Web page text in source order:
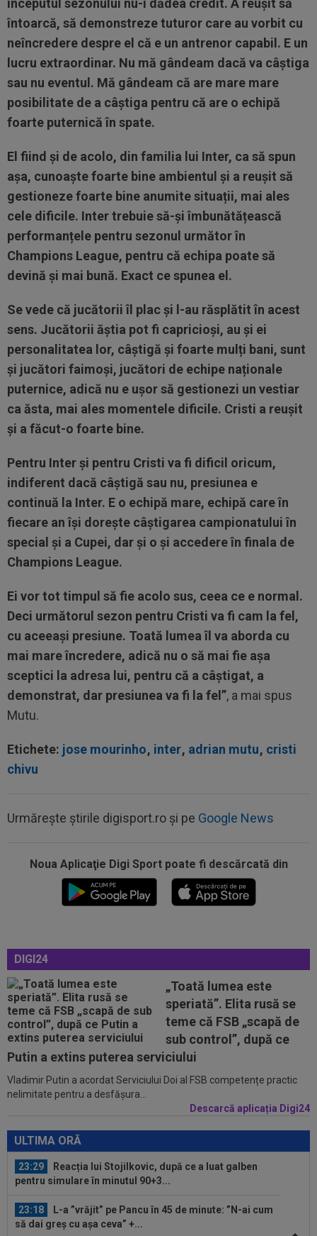
începutul sezonului nu-i dădea credit. A reușit să
întoarcă, să demonstreze tuturor care au vorbit cu
neîncredere despre el că e un antrenor capabil. E un
lucru extraordinar. Nu mă gândeam dacă va câștiga
sau nu eventul. Mă gândeam că are mare mare
posibilitate de a câștiga pentru că are o echipă
foarte puternică în spate.
El fiind și de acolo, din familia lui Inter, ca să spun
așa, cunoaște foarte bine ambientul și a reușit să
gestioneze foarte bine anumite situații, mai ales
cele dificile. Inter trebuie să-și îmbunătățească
performanțele pentru sezonul următor în
Champions League, pentru că echipa poate să
devină și mai bună. Exact ce spunea el.
Se vede că jucătorii îl plac și l-au răsplătit în acest
sens. Jucătorii ăștia pot fi capricioși, au și ei
personalitatea lor, câștigă și foarte mulți bani, sunt
și jucători faimoși, jucători de echipe naționale
puternice, adică nu e ușor să gestionezi un vestiar
ca ăsta, mai ales momentele dificile. Cristi a reușit
și a făcut-o foarte bine.
Pentru Inter și pentru Cristi va fi dificil oricum,
indiferent dacă câștigă sau nu, presiunea e
continuă la Inter. E o echipă mare, echipă care în
fiecare an își dorește câștigarea campionatului în
special și a Cupei, dar și o și accedere în finala de
Champions League.
Ei vor tot timpul să fie acolo sus, ceea ce e normal.
Deci următorul sezon pentru Cristi va fi cam la fel,
cu aceeași presiune. Toată lumea îl va aborda cu
mai mare încredere, adică nu o să mai fie așa
sceptici la adresa lui, pentru că a câștigat, a
demonstrat, dar presiunea va fi la fel”, a mai spus
Mutu.
Etichete: jose mourinho, inter, adrian mutu, cristi
chivu
Urmărește știrile digisport.ro și pe Google News
Noua Aplicaţie Digi Sport poate fi descărcată din
DIGI24
„Toată lumea este
speriată”. Elita rusă se
teme că FSB „scapă de
sub control”, după ce
Putin a extins puterea serviciului
Vladimir Putin a acordat Serviciului Doi al FSB competențe practic
nelimitate pentru a desfășura...
Descarcă aplicația Digi24
ULTIMA ORĂ
23:18
L-a ”vrăjit” pe Pancu în 45 de minute: ”N-ai cum
să dai greș cu așa ceva” +...
VIDEO
UTA - Rapid 0-0. Remiză
22:40 EXCLUSIV
Schimbare! Cât s-a plătit, de fapt,
pentru transferul lui Răzvan Sava la...
22:19 OFICIAL
Surpriză! Kevin Ciubotaru a semnat:
”Nu am putut rata această oportunitate”
22:08 VIDEO
Ce coșmar: Alexi Pitu, scos pe targă
în UTA - Rapid, la 42 de zile de când a...
23:42 EXCLUSIV
2 la 1: au dat verdictul la cea mai
controversată fază din UTA - Rapid...
Rapid, după 0-0 cu UTA: "100%"
23:29
Reacția lui Stojilkovic, după ce a luat galben
pentru simulare în minutul 90+3...
23:18
L-a ”vrăjit” pe Pancu în 45 de minute: ”N-ai cum
să dai greș cu așa ceva” +...